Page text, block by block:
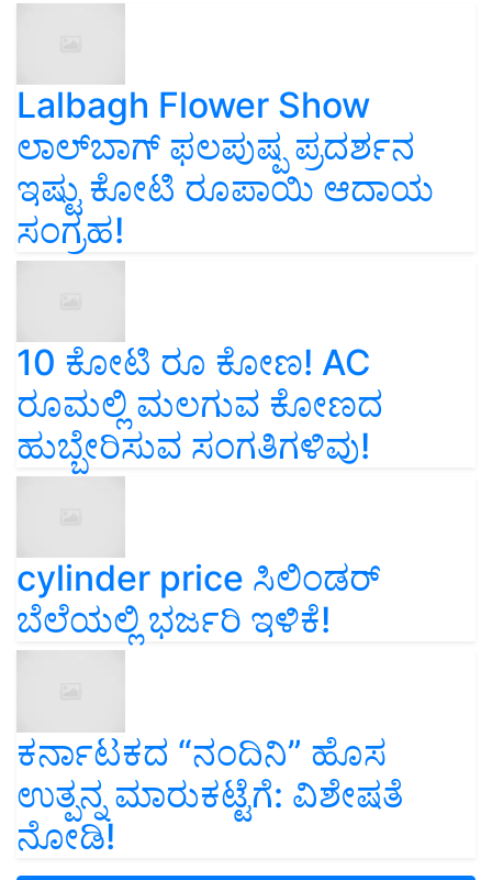
Lalbagh Flower Show
ಲಾಲ್‌ಬಾಗ್ ಫಲಪುಷ್ಪ ಪ್ರದರ್ಶನ
ಇಷ್ಟು ಕೋಟಿ ರೂಪಾಯಿ ಆದಾಯ
ಸಂಗ್ರಹ!
10 ಕೋಟಿ ರೂ ಕೋಣ! AC
ರೂಮಲ್ಲಿ ಮಲಗುವ ಕೋಣದ
ಹುಬ್ಬೇರಿಸುವ ಸಂಗತಿಗಳಿವು!
cylinder price ಸಿಲಿಂಡರ್‌
ಬೆಲೆಯಲ್ಲಿ ಭರ್ಜರಿ ಇಳಿಕೆ!
ಕರ್ನಾಟಕದ “ನಂದಿನಿ” ಹೊಸ
ಉತ್ಪನ್ನ ಮಾರುಕಟ್ಟೆಗೆ: ವಿಶೇಷತೆ
ನೋಡಿ!